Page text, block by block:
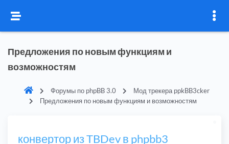
Предложения по новым функциям и
возможностям
Форумы по phpBB 3.0
Мод трекера ppkBB3cker
Предложения по новым функциям и возможностям
конвертор из TBDev в phpbb3